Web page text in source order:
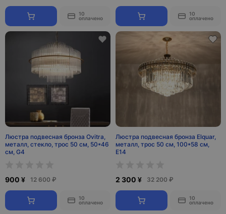
10
оплачено
10
оплачено
Люстра подвесная бронза Ovitra,
металл, стекло, трос 50 см, 50*46
см, G4
900 ¥ 12 600 ₽
10
оплачено
Люстра подвесная бронза Elquar,
металл, трос 50 см, 100*58 см,
Е14
2 300 ¥ 32 200 ₽
10
оплачено